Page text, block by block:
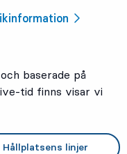
baserade på
tid finns visar vi
Hållplatsens linjer